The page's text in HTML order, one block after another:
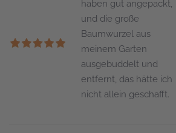
haben gut angepackt,
und die große
Baumwurzel aus
meinem Garten
ausgebuddelt und
entfernt, das hätte ich
nicht allein geschafft.